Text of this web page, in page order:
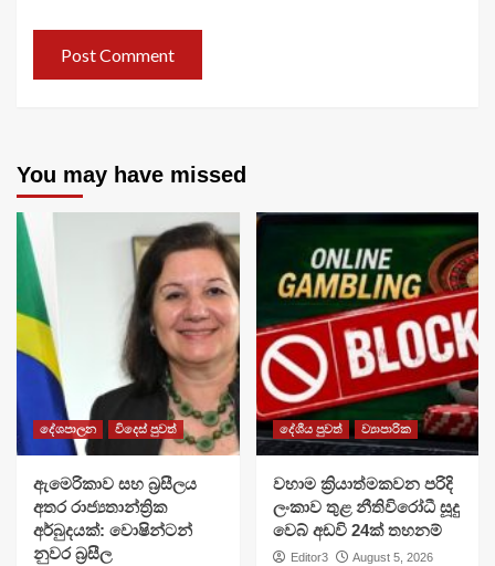
You may have missed
දේශපාලන විදෙස් පුවත්
ඇමෙරිකාව සහ බ්‍රසීලය
අතර රාජ්‍යතාන්ත්‍රික
අර්බුදයක්: වොෂින්ටන්
නුවර බ්‍රසීල
දේශීය පුවත් ව්‍යාපාරික
වහාම ක්‍රියාත්මකවන පරිදි
ලංකාව තුළ නීතිවිරෝධී සූදු
වෙබ් අඩවි 24ක් තහනම්
Editor3
August 5, 2026